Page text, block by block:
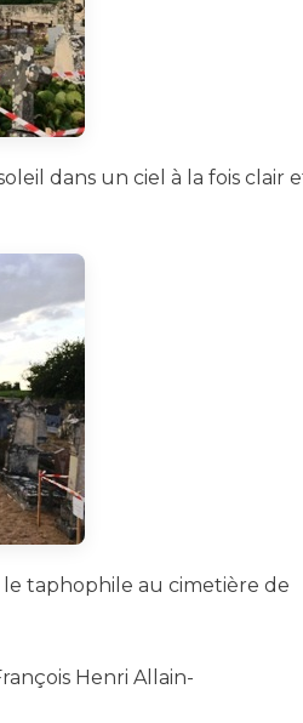
dans un ciel à la fois clair
taphophile au cimetière de
Henri Allain-